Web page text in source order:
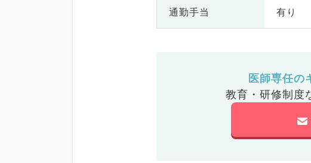
通勤手当 有り
医師専任の
教育・研修制度